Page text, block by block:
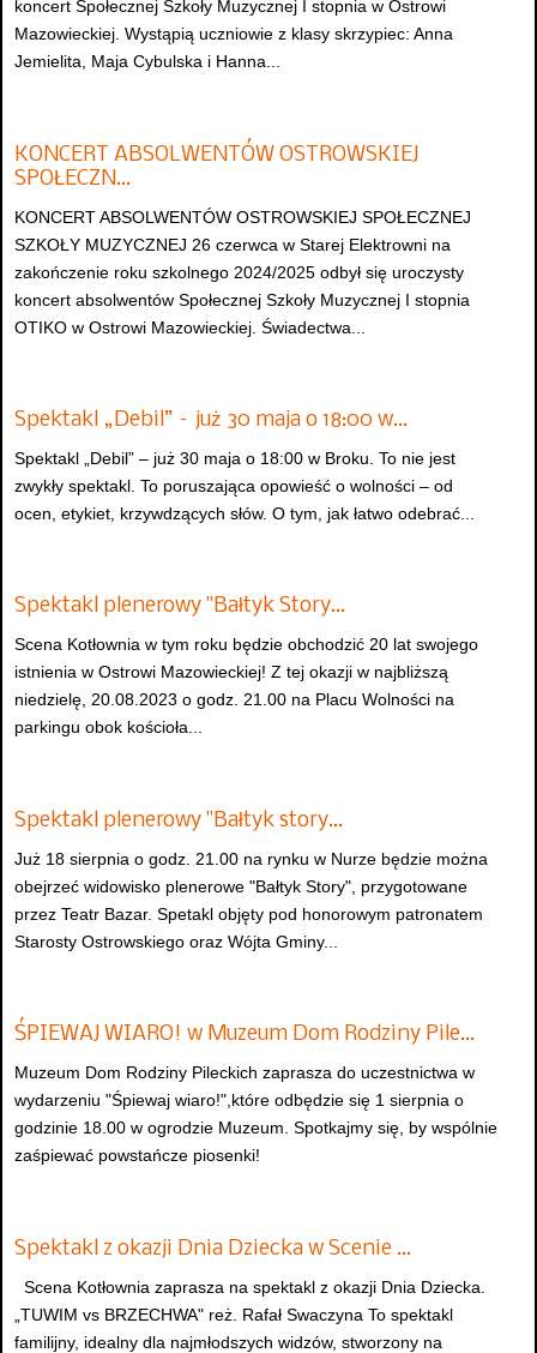
koncert Społecznej Szkoły Muzycznej I stopnia w Ostrowi
Mazowieckiej. Wystąpią uczniowie z klasy skrzypiec: Anna
Jemielita, Maja Cybulska i Hanna...
KONCERT ABSOLWENTÓW OSTROWSKIEJ
SPOŁECZN…
KONCERT ABSOLWENTÓW OSTROWSKIEJ SPOŁECZNEJ
SZKOŁY MUZYCZNEJ 26 czerwca w Starej Elektrowni na
zakończenie roku szkolnego 2024/2025 odbył się uroczysty
koncert absolwentów Społecznej Szkoły Muzycznej I stopnia
OTIKO w Ostrowi Mazowieckiej. Świadectwa...
Spektakl „Debil” – już 30 maja o 18:00 w…
Spektakl „Debil” – już 30 maja o 18:00 w Broku. To nie jest
zwykły spektakl. To poruszająca opowieść o wolności – od
ocen, etykiet, krzywdzących słów. O tym, jak łatwo odebrać...
Spektakl plenerowy "Bałtyk Story…
Scena Kotłownia w tym roku będzie obchodzić 20 lat swojego
istnienia w Ostrowi Mazowieckiej! Z tej okazji w najbliższą
niedzielę, 20.08.2023 o godz. 21.00 na Placu Wolności na
parkingu obok kościoła...
Spektakl plenerowy "Bałtyk story…
Już 18 sierpnia o godz. 21.00 na rynku w Nurze będzie można
obejrzeć widowisko plenerowe "Bałtyk Story", przygotowane
przez Teatr Bazar. Spetakl objęty pod honorowym patronatem
Starosty Ostrowskiego oraz Wójta Gminy...
ŚPIEWAJ WIARO! w Muzeum Dom Rodziny Pile…
Muzeum Dom Rodziny Pileckich zaprasza do uczestnictwa w
wydarzeniu "Śpiewaj wiaro!",które odbędzie się 1 sierpnia o
godzinie 18.00 w ogrodzie Muzeum. Spotkajmy się, by wspólnie
zaśpiewać powstańcze piosenki!
Spektakl z okazji Dnia Dziecka w Scenie …
Scena Kotłownia zaprasza na spektakl z okazji Dnia Dziecka.
„TUWIM vs BRZECHWA" reż. Rafał Swaczyna To spektakl
familijny, idealny dla najmłodszych widzów, stworzony na